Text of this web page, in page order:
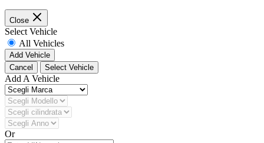
Close
Select Vehicle
All Vehicles
Add Vehicle
Cancel
Select Vehicle
Add A Vehicle
Or